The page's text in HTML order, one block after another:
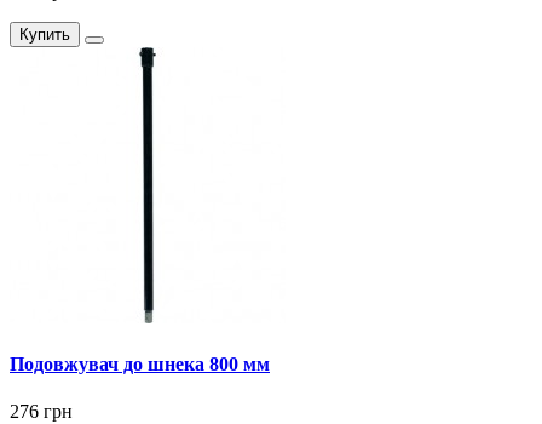
Купить
Подовжувач до шнека 800 мм
276 грн